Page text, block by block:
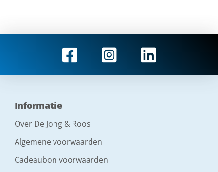
Informatie
Over De Jong & Roos
Algemene voorwaarden
Cadeaubon voorwaarden